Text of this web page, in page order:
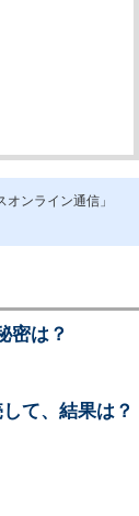
ンライン通信」
密は？
て、結果は？